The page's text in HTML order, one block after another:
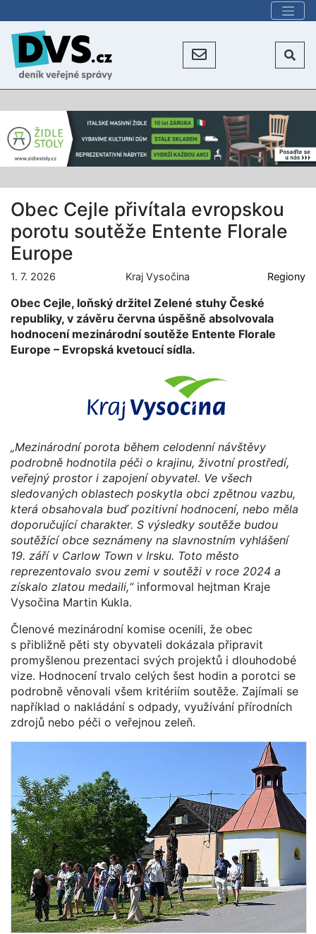
Obec Cejle přivítala evropskou
porotu soutěže Entente Florale
Europe
1. 7. 2026 Kraj Vysočina Regiony
Obec Cejle, loňský držitel Zelené stuhy České
republiky, v závěru června úspěšně absolvovala
hodnocení mezinárodní soutěže Entente Florale
Europe – Evropská kvetoucí sídla.
„Mezinárodní porota během celodenní návštěvy
podrobně hodnotila péči o krajinu, životní prostředí,
veřejný prostor i zapojení obyvatel. Ve všech
sledovaných oblastech poskytla obci zpětnou vazbu,
která obsahovala buď pozitivní hodnocení, nebo měla
doporučující charakter. S výsledky soutěže budou
soutěžící obce seznámeny na slavnostním vyhlášení
19. září v Carlow Town v Irsku. Toto město
reprezentovalo svou zemi v soutěži v roce 2024 a
získalo zlatou medaili,“informoval hejtman Kraje
Vysočina Martin Kukla.
Členové mezinárodní komise ocenili, že obec
s přibližně pěti sty obyvateli dokázala připravit
promyšlenou prezentaci svých projektů i dlouhodobé
vize. Hodnocení trvalo celých šest hodin a porotci se
podrobně věnovali všem kritériím soutěže. Zajímali se
například o nakládání s odpady, využívání přírodních
zdrojů nebo péči o veřejnou zeleň.